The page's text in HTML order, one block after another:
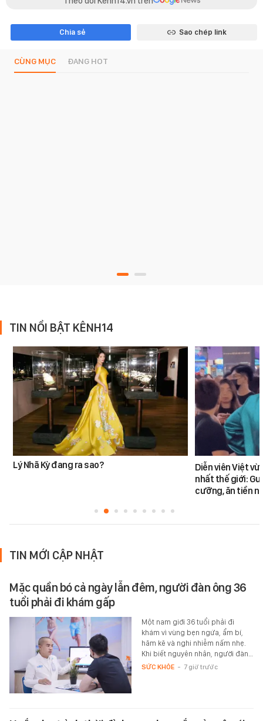
Chia sẻ Sao chép link
CÙNG MỤC ĐANG HOT
TIN NỔI BẬT KÊNH14
Lý Nhã Kỳ đang ra sao?
Diễn viên Việt
nhất thế giới:
cưỡng, ăn tiền
TIN MỚI CẬP NHẬT
Mặc quần bó cả ngày lẫn đêm, người đàn ông 36
tuổi phải đi khám gấp
Một nam giới 36 tuổi phải đi
khám vì vùng bẹn ngứa, ẩm bí,
hăm kẽ và nghi nhiễm nấm nhẹ.
Khi biết nguyên nhân, người đàn…
SỨC KHỎE - 7 giờ trước